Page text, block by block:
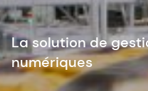
La solution de
numériques